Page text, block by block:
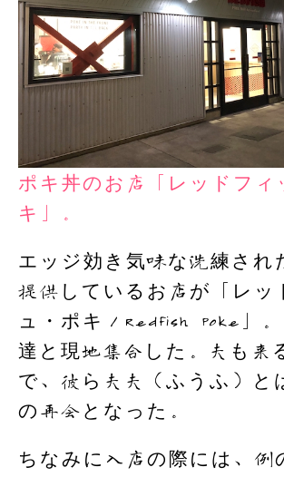
ポキ丼のお店「
レッドフィ
キ」。
エッジ効き気味な洗練され
提供しているお店が「レッ
ュ・ポキ／Redfish Poke」
達と現地集合した。夫も来
で、彼ら夫夫（ふうふ）と
の再会となった。
ちなみに入店の際には、例